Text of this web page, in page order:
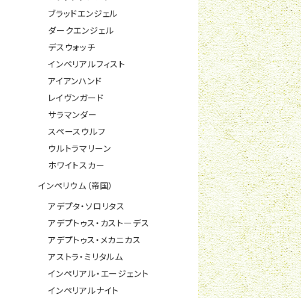
ブラッドエンジェル
ダークエンジェル
デスウォッチ
インペリアルフィスト
アイアンハンド
レイヴンガード
サラマンダー
スペースウルフ
ウルトラマリーン
ホワイトスカー
インペリウム（帝国）
アデプタ・ソロリタス
アデプトゥス・カストーデス
アデプトゥス・メカニカス
アストラ・ミリタルム
インペリアル・エージェント
インペリアルナイト